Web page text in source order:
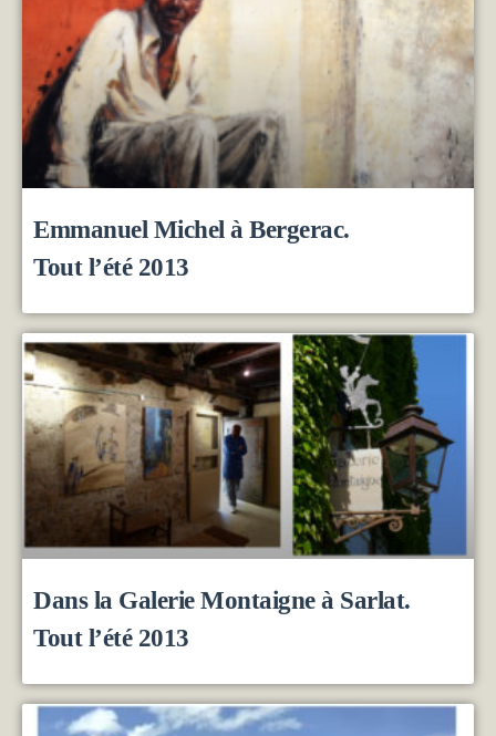
Emmanuel Michel à Bergerac.
Tout l’été 2013
Dans la Galerie Montaigne à Sarlat.
Tout l’été 2013